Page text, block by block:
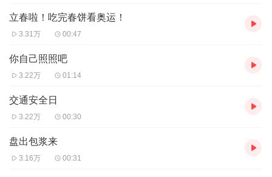
立春啦！吃完春饼看奥运！
3.31万 00:47
你自己照照吧
3.22万 01:14
交通安全日
3.22万 00:30
盘出包浆来
3.16万 00:31